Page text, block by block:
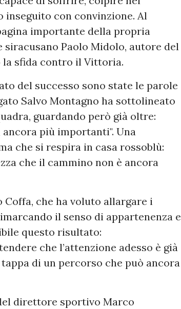
con convinzione. Al
importante della propria
Paolo Midolo, autore del
sfida contro il Vittoria.
del successo sono state le parole
Salvo Montagno ha sottolineato
guardando però già oltre:
più importanti". Una
che si respira in casa rossoblù:
che il cammino non è ancora
che ha voluto allargare i
il senso di appartenenza e
questo risultato:
che l’attenzione adesso è già
di un percorso che può ancora
direttore sportivo Marco